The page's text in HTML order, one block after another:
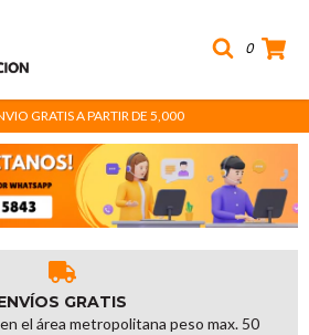
0
GRATIS A PARTIR DE 5,000
GRATIS
el área metropolitana peso max. 50